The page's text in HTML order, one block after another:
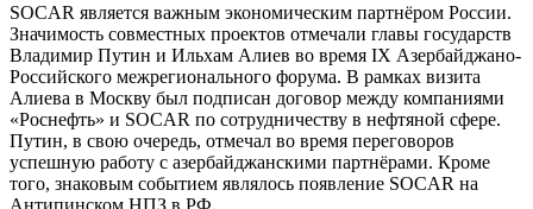
SOCAR является важным экономическим партнёром России.
Значимость совместных проектов отмечали главы государств
Владимир Путин и Ильхам Алиев во время IX Азербайджано-
Российского межрегионального форума. В рамках визита
Алиева в Москву был подписан договор между компаниями
«Роснефть» и SOCAR по сотрудничеству в нефтяной сфере.
Путин, в свою очередь, отмечал во время переговоров
успешную работу с азербайджанскими партнёрами. Кроме
того, знаковым событием являлось появление SOCAR на
Антипинском НПЗ в РФ.